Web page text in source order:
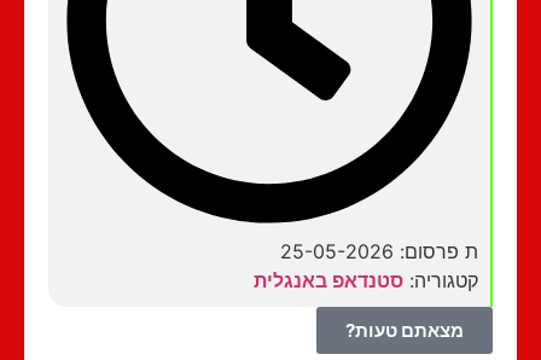
ת פרסום: 25-05-2026
קטגוריה:סטנדאפ באנגלית
מצאתם טעות?